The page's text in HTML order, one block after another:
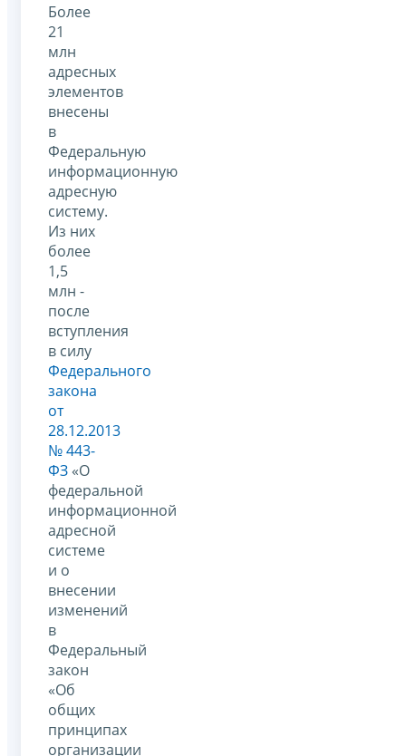
Более
21
млн
адресных
элементов
внесены
в
Федеральную
информационную
адресную
систему.
Из них
более
1,5
млн -
после
вступления
в силу
Федерального
закона
от
28.12.2013
№ 443-
ФЗ «О
федеральной
информационной
адресной
системе
и о
внесении
изменений
в
Федеральный
закон
«Об
общих
принципах
организации